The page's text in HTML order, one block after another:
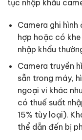
tục nhập khẩu
Camera ghi
hợp hoặc có
nhập khẩu
Camera truyền
sẵn trong máy,
ngoại vi khác
có thuế suất
15% tùy loại).
thể dẫn đến bị